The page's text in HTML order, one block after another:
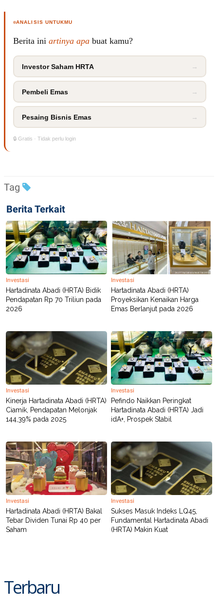
ANALISIS UNTUKMU
Berita ini artinya apa buat kamu?
Investor Saham HRTA →
Pembeli Emas →
Pesaing Bisnis Emas →
🔒 Gratis · Tidak perlu login
Tag
Berita Terkait
Investasi
Hartadinata Abadi (HRTA) Bidik
Pendapatan Rp 70 Triliun pada
2026
Investasi
Hartadinata Abadi (HRTA)
Proyeksikan Kenaikan Harga
Emas Berlanjut pada 2026
Investasi
Kinerja Hartadinata Abadi (HRTA)
Ciamik, Pendapatan Melonjak
144,39% pada 2025
Investasi
Pefindo Naikkan Peringkat
Hartadinata Abadi (HRTA) Jadi
idA+, Prospek Stabil
Investasi
Hartadinata Abadi (HRTA) Bakal
Tebar Dividen Tunai Rp 40 per
Saham
Investasi
Sukses Masuk Indeks LQ45,
Fundamental Hartadinata Abadi
(HRTA) Makin Kuat
Terbaru